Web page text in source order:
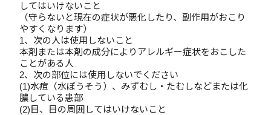
してはいけないこと
（守らないと現在の症状が悪化したり、副作用がおこり
やすくなります）
1、次の人は使用しないこと
本剤または本剤の成分によりアレルギー症状をおこした
ことがある人
2、次の部位には使用しないでください
(1)水痘（水ぼうそう）、みずむし・たむしなどまたは化
膿している患部
(2)目、目の周囲してはいけないこと